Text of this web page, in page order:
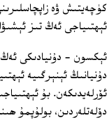
كۈچەيتىش ۋە
ئېھتىياجى ئەڭ تىز
ئېكسون - دۇنيادىكى
ئۆرلەيدىكەن. بۇ
دۆلەتلەردىن، بولۇپمۇ